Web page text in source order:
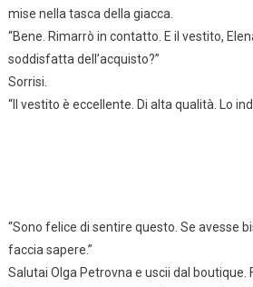
mise nella tasca della giacca.
“Bene. Rimarrò in contatto. E il vestito,
soddisfatta dell’acquisto?”
Sorrisi.
“Il vestito è eccellente. Di alta qualità. Lo
“Sono felice di sentire questo. Se avesse
faccia sapere.”
Salutai Olga Petrovna e uscii dal boutique.